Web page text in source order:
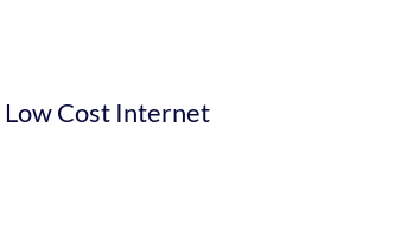
Low Cost Internet